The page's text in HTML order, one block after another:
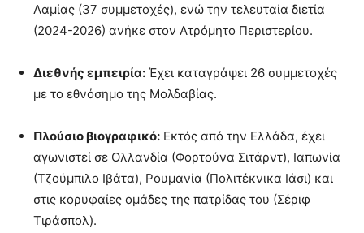
Λαμίας (37 συμμετοχές), ενώ την τελευταία διετία
(2024-2026) ανήκε στον Ατρόμητο Περιστερίου.
Διεθνής εμπειρία: Έχει καταγράψει 26 συμμετοχές
με το εθνόσημο της Μολδαβίας.
Πλούσιο βιογραφικό: Εκτός από την Ελλάδα, έχει
αγωνιστεί σε Ολλανδία (Φορτούνα Σιτάρντ), Ιαπωνία
(Τζούμπιλο Ιβάτα), Ρουμανία (Πολιτέκνικα Ιάσι) και
στις κορυφαίες ομάδες της πατρίδας του (Σέριφ
Τιράσπολ).